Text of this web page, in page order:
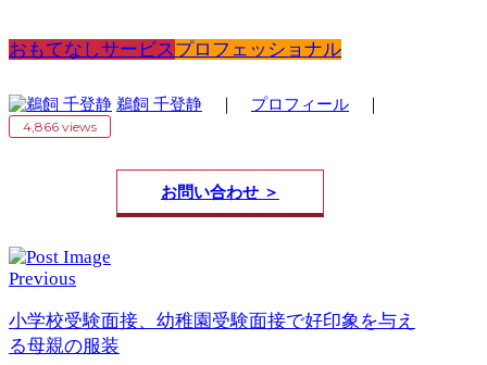
おもてなしサービスプロフェッショナル
鵜飼 千登静 プロフィール
4,866 views
お問い合わせ ＞
Previous
小学校受験面接、幼稚園受験面接で好印象を与え
る母親の服装